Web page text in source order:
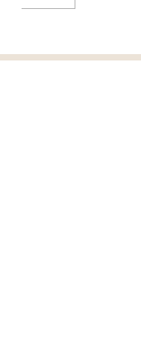
pris
249,00 kr..99,00